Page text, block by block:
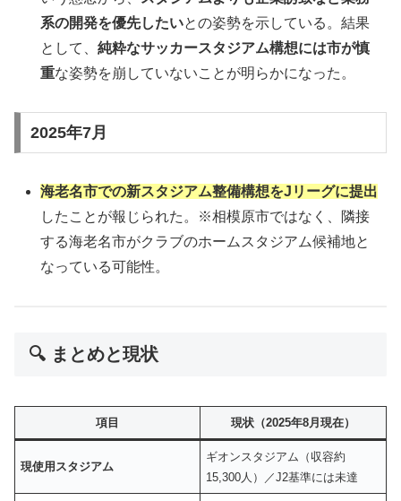
系の開発を優先したいとの姿勢を示している。結果
として、純粋なサッカースタジアム構想には市が慎
重な姿勢を崩していないことが明らかになった。
2025年7月
海老名市での新スタジアム整備構想をJリーグに提出
したことが報じられた。※相模原市ではなく、隣接
する海老名市がクラブのホームスタジアム候補地と
なっている可能性。
🔍 まとめと現状
項目 現状（2025年8月現在）
現使用スタジアム
ギオンスタジアム（収容約
15,300人）／J2基準には未達